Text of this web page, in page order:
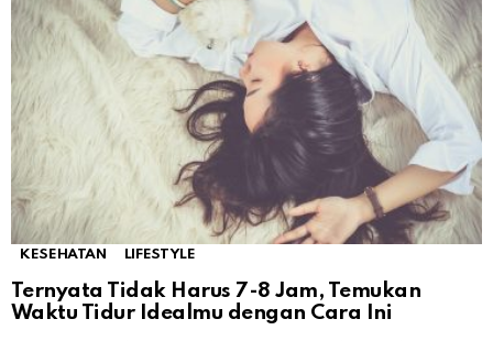
KESEHATAN LIFESTYLE
Ternyata Tidak Harus 7-8 Jam, Temukan
Waktu Tidur Idealmu dengan Cara Ini